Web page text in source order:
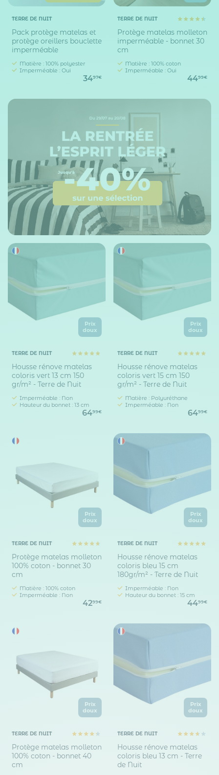
TERRE DE NUIT
Pack protège matelas et
protège oreillers bouclette
imperméable
Matière : 100% polyester
Imperméable : Oui
3497€
TERRE DE NUIT
Protège matelas molleton
imperméable - bonnet 30
cm
Matière : 100% coton
Imperméable : Oui
4499€
Prix
doux
TERRE DE NUIT
Housse rénove matelas
coloris vert 13 cm 150
gr/m² - Terre de Nuit
Imperméable : Non
Hauteur du bonnet : 13 cm
6499€
Prix
doux
TERRE DE NUIT
Housse rénove matelas
coloris vert 15 cm 150
gr/m² - Terre de Nuit
Matière : Polyuréthane
Imperméable : Non
6499€
Prix
doux
TERRE DE NUIT
Protège matelas molleton
100% coton - bonnet 30
cm
Matière : 100% coton
Imperméable : Non
4299€
Prix
doux
TERRE DE NUIT
Housse rénove matelas
coloris bleu 15 cm
180gr/m² - Terre de Nuit
Imperméable : Non
Hauteur du bonnet : 15 cm
4499€
Prix
doux
TERRE DE NUIT
Protège matelas molleton
100% coton - bonnet 40
cm
Prix
doux
TERRE DE NUIT
Housse rénove matelas
coloris bleu 13 cm - Terre
de Nuit